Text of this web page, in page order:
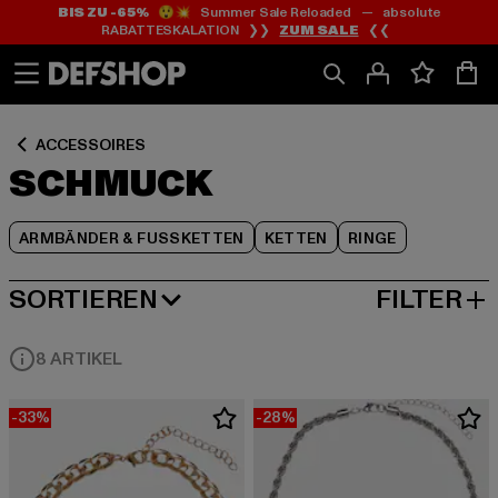
Zum
Inhalt
springen
Zum
Fußzeile
springen
BIS ZU -65%😲💥 Summer Sale Reloaded — absolute
RABATTESKALATION ❯❯ ZUM SALE ❮❮
ACCESSOIRES
SCHMUCK
ARMBÄNDER & FUSSKETTEN KETTEN RINGE
Zum
Produktraster
springen
SORTIEREN
BELIEBTESTE FILTER
8 ARTIKEL
-33% -28%